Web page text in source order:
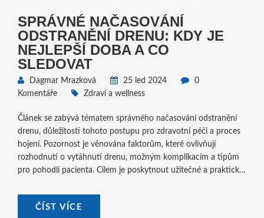
SPRÁVNÉ NAČASOVÁNÍ
ODSTRANĚNÍ DRENU: KDY JE
NEJLEPŠÍ DOBA A CO
SLEDOVAT
Dagmar Mrazková 25 led 2024
0
Komentáře
Zdraví a wellness
Článek se zabývá tématem správného načasování odstranění
drenu, důležitosti tohoto postupu pro zdravotní péči a proces
hojení. Pozornost je věnována faktorům, které ovlivňují
rozhodnutí o vytáhnutí drenu, možným komplikacím a tipům
pro pohodlí pacienta. Cílem je poskytnout užitečné a praktické
ČÍST VÍCE